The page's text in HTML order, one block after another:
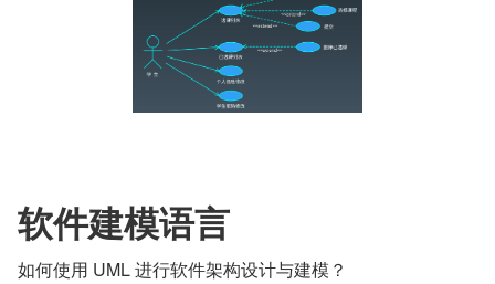
软件建模语言
如何使用 UML 进行软件架构设计与建模？